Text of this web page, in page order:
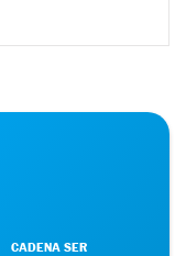
CADENA SER